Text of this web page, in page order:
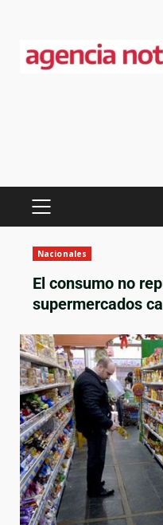
Nacionales
El consumo no
supermercados